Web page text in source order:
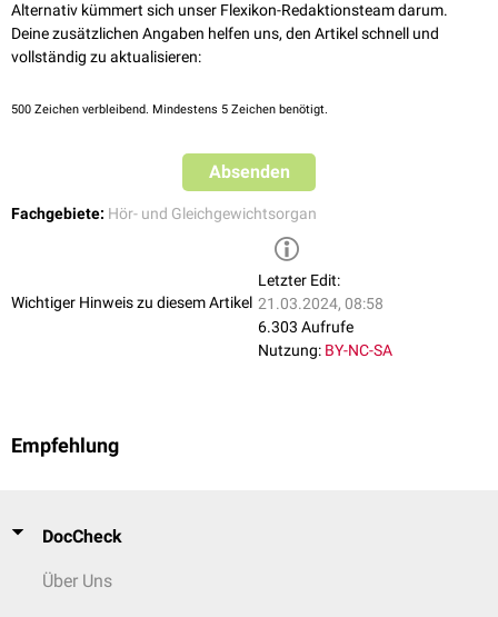
Alternativ kümmert sich unser Flexikon-Redaktionsteam darum.
Deine zusätzlichen Angaben helfen uns, den Artikel schnell und
vollständig zu aktualisieren:
500 Zeichen verbleibend. Mindestens 5 Zeichen benötigt.
Absenden
Fachgebiete: Hör- und Gleichgewichtsorgan
Wichtiger Hinweis zu diesem Artikel
Letzter Edit:
21.03.2024, 08:58
6.303 Aufrufe
Nutzung: BY-NC-SA
Empfehlung
DocCheck
Über Uns